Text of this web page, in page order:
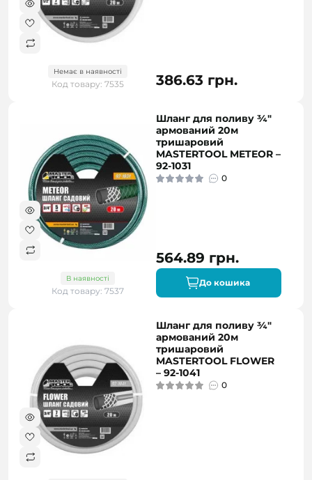
Немає в наявності
Код товару: 7535 386.63 грн.
В наявності
Код товару: 7537
Шланг для поливу ¾"
армований 20м
тришаровий
MASTERTOOL METEOR –
92-1031
0
564.89 грн.
До кошика
Шланг для поливу ¾"
армований 20м
тришаровий
MASTERTOOL FLOWER
– 92-1041
0